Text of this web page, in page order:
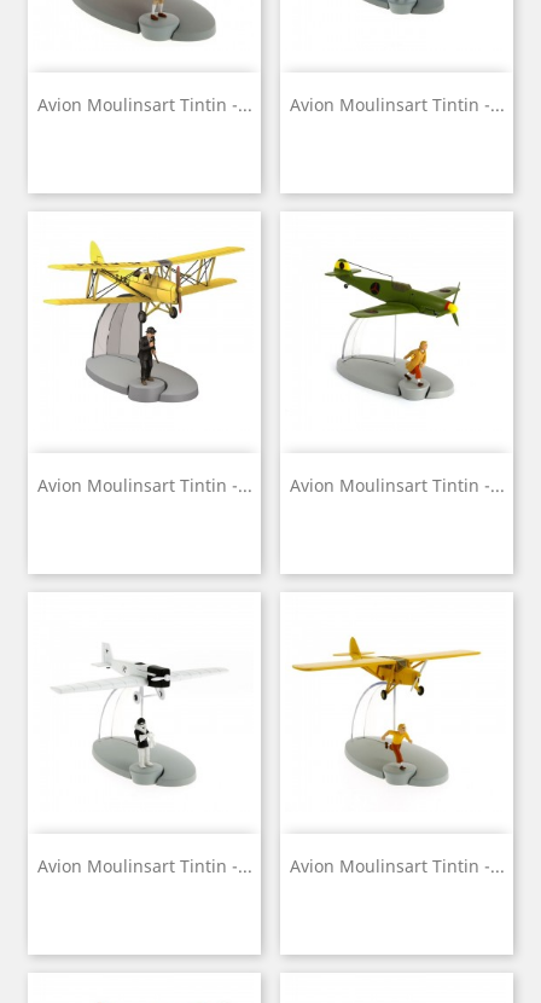
Avion Moulinsart Tintin -... Avion Moulinsart Tintin -...
Avion Moulinsart Tintin -... Avion Moulinsart Tintin -...
Avion Moulinsart Tintin -... Avion Moulinsart Tintin -...